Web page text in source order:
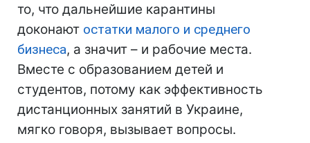
то, что дальнейшие карантины
доконают остатки малого и среднего
бизнеса, а значит – и рабочие места.
Вместе с образованием детей и
студентов, потому как эффективность
дистанционных занятий в Украине,
мягко говоря, вызывает вопросы.